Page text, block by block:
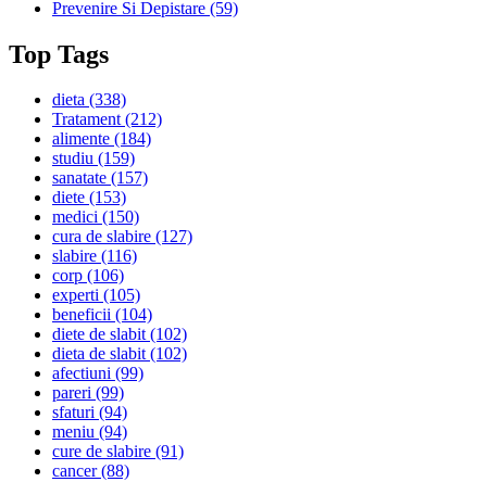
Prevenire Si Depistare (59)
Top Tags
dieta (338)
Tratament(212)
alimente (184)
studiu (159)
sanatate (157)
diete (153)
medici (150)
cura de slabire (127)
slabire (116)
corp (106)
experti (105)
beneficii (104)
diete de slabit(102)
dieta de slabit(102)
afectiuni (99)
pareri (99)
sfaturi (94)
meniu (94)
cure de slabire (91)
cancer(88)